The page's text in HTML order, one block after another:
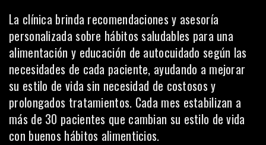
La clínica brinda recomendaciones y asesoría
personalizada sobre hábitos saludables para una
alimentación y educación de autocuidado según las
necesidades de cada paciente, ayudando a mejorar
su estilo de vida sin necesidad de costosos y
prolongados tratamientos. Cada mes estabilizan a
más de 30 pacientes que cambian su estilo de vida
con buenos hábitos alimenticios.